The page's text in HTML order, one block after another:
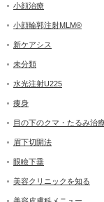
小顔治療
小顔輪郭注射MLM®
新ケアシス
未分類
水光注射U225
痩身
目の下のクマ・たるみ治
眉下切開法
眼瞼下垂
美容クリニックを知る